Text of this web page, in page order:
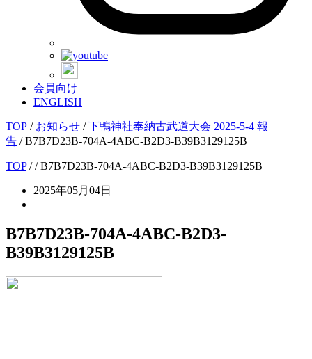
会員向け
ENGLISH
TOP / お知らせ /下鴨神社奉納古武道大会 2025-5-4 報
告 /B7B7D23B-704A-4ABC-B2D3-B39B3129125B
TOP// B7B7D23B-704A-4ABC-B2D3-B39B3129125B
2025年05月04日
B7B7D23B-704A-4ABC-B2D3-
B39B3129125B